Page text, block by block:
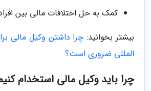
کمک به حل اختلافات مالی بین
بیشتر بخوانید: چرا داشتن وکیل مالی
المللی ضروری است؟
چرا باید وکیل مالی استخدام